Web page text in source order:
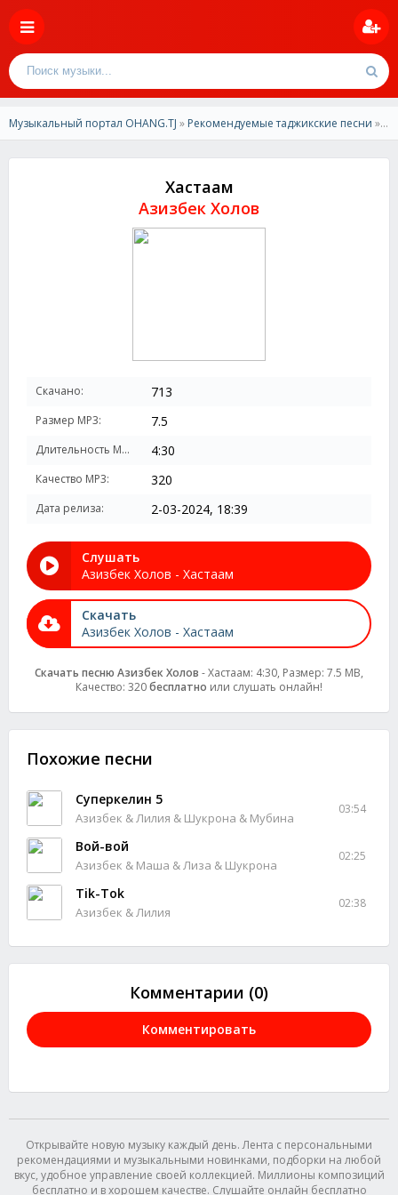
Музыкальный портал OHANG.TJ » Рекомендуемые таджикские песни » Азизбек Холов - Хастаам
Хастаам
Азизбек Холов
Скачано: 713
Размер MP3: 7.5
Длительность MP3: 4:30
Качество MP3: 320
Дата релиза: 2-03-2024, 18:39
Слушать
Азизбек Холов - Хастаам
Скачать
Азизбек Холов - Хастаам
Скачать песню Азизбек Холов - Хастаам: 4:30, Размер: 7.5 MB,
Качество: 320бесплатно или слушать онлайн!
Похожие песни
Суперкелин 5
Азизбек & Лилия & Шукрона & Мубина
03:54
Вой-вой
Азизбек & Маша & Лиза & Шукрона
02:25
Tik-Tok
Азизбек & Лилия
02:38
Комментарии (0)
Комментировать
Открывайте новую музыку каждый день. Лента с персональными
рекомендациями и музыкальными новинками, подборки на любой
вкус, удобное управление своей коллекцией. Миллионы композиций
бесплатно и в хорошем качестве. Слушайте онлайн бесплатно